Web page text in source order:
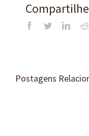
Facebook
Twitter
Postagens